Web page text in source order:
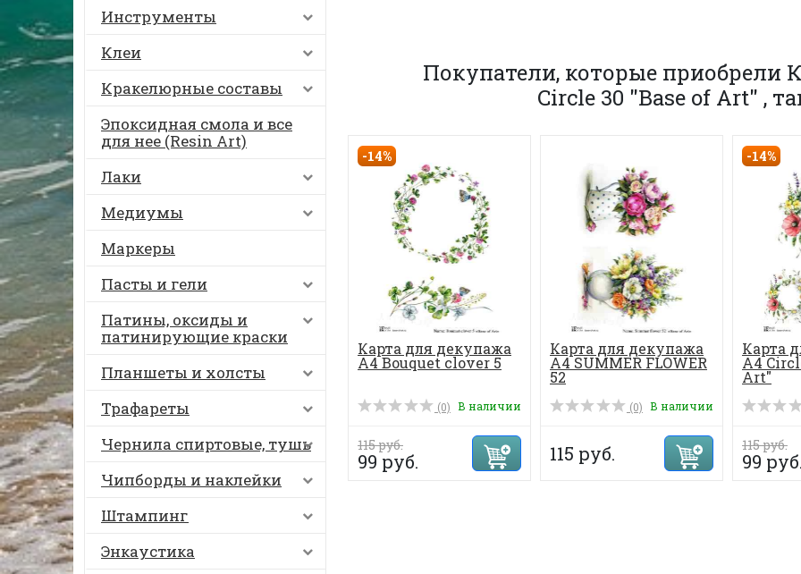
Инструменты
Клеи
Кракелюрные составы
Эпоксидная смола и все
для нее (Resin Art)
Лаки
Медиумы
Маркеры
Пасты и гели
Патины, оксиды и
патинирующие краски
Планшеты и холсты
Трафареты
Чернила спиртовые, тушь
Чипборды и наклейки
Штампинг
Энкаустика
Покупатели, которые приобрели
Circle 30 "Base of Art" ,
-14%
Карта для декупажа
А4 Bouquet clover 5
(0) В наличии
115 руб.
99 руб.
Карта для декупажа
А4 SUMMER FLOWER
52
(0) В наличии
115 руб.
-14%
Карта
А4
Art"
115 руб.
99 руб.